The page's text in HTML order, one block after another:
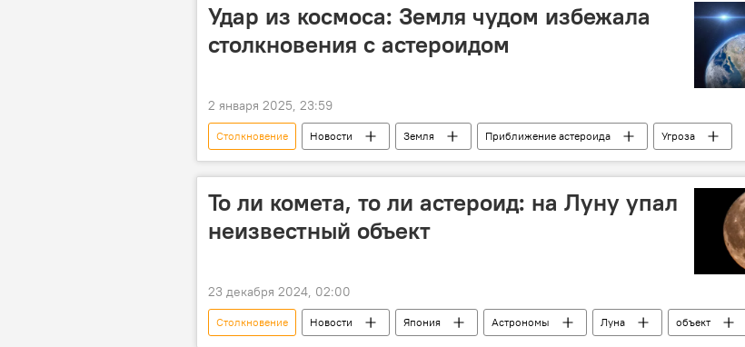
Удар из космоса: Земля чудом избежала
столкновения с астероидом
2 января 2025, 23:59
Столкновение Новости Земля Приближение астероида
Угроза
Северный полюс
Солнечная система планеты Гравитация
Падение
То ли комета, то ли астероид: на Луну упал
неизвестный объект
23 декабря 2024, 02:00
Столкновение Новости Япония Астрономы Луна
объект